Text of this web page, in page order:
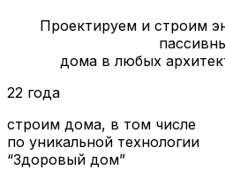
Проектируем и строим
дома в любых
22 года
строим дома, в том числе
по уникальной технологии
“Здоровый дом”